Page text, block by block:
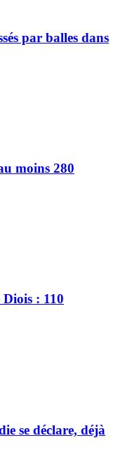
par balles dans
moins 280
: 110
se déclare, déjà